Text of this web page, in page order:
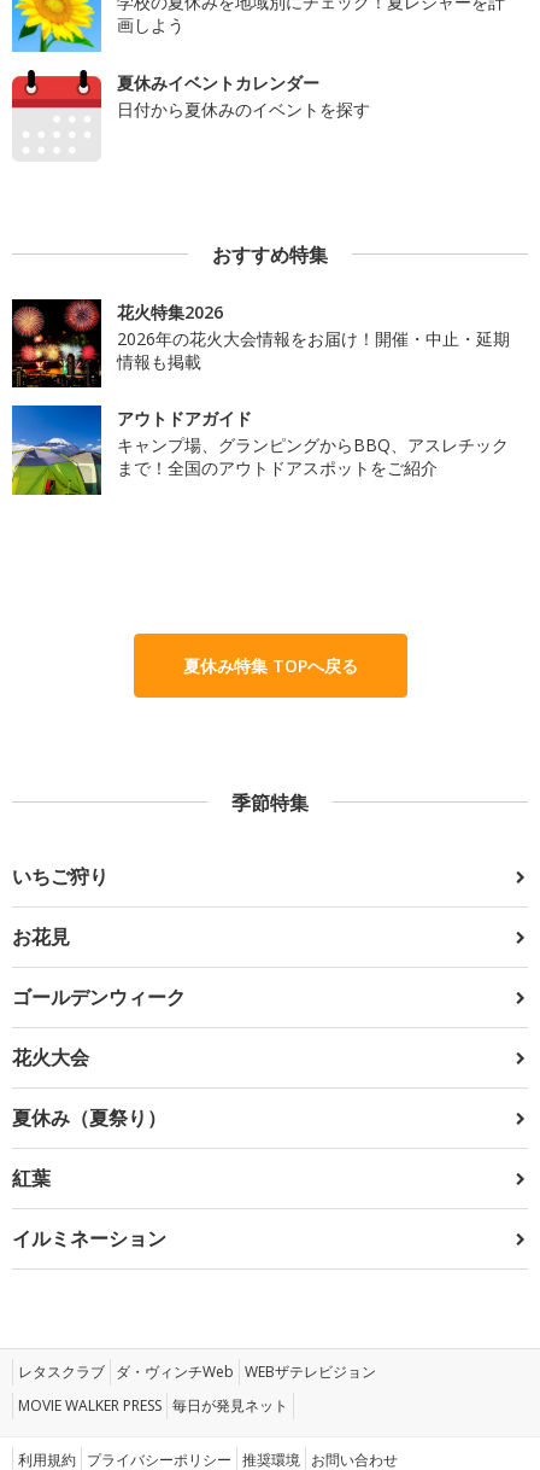
画しよう
夏休みイベントカレンダー
日付から夏休みのイベントを探す
おすすめ特集
花火特集2026
2026年の花火大会情報をお届け！開催・中止・延期
情報も掲載
アウトドアガイド
キャンプ場、グランピングからBBQ、アスレチック
まで！全国のアウトドアスポットをご紹介
夏休み特集 TOPへ戻る
季節特集
いちご狩り
お花見
ゴールデンウィーク
花火大会
夏休み（夏祭り）
紅葉
イルミネーション
レタスクラブ ダ・ヴィンチWeb WEBザテレビジョン
MOVIE WALKER PRESS 毎日が発見ネット
利用規約 プライバシーポリシー 推奨環境 お問い合わせ